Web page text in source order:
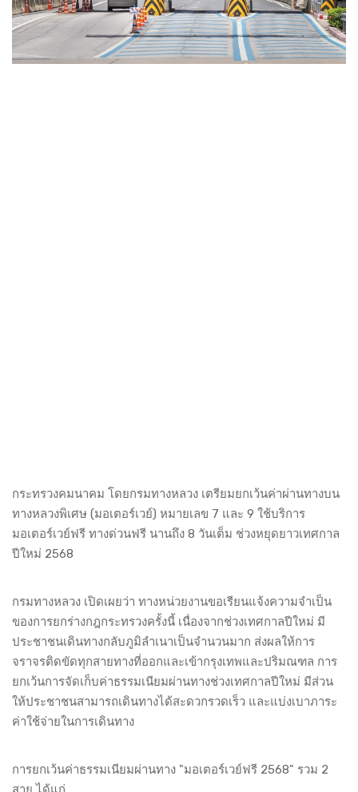
กระทรวงคมนาคม โดยกรมทางหลวง เตรียมยกเว้นค่าผ่านทางบน
ทางหลวงพิเศษ (มอเตอร์เวย์) หมายเลข 7 และ 9 ใช้บริการ
มอเตอร์เวย์ฟรี ทางด่วนฟรี นานถึง 8 วันเต็ม ช่วงหยุดยาวเทศกาล
ปีใหม่ 2568
กรมทางหลวง เปิดเผยว่า ทางหน่วยงานขอเรียนแจ้งความจำเป็น
ของการยกร่างกฎกระทรวงครั้งนี้ เนื่องจากช่วงเทศกาลปีใหม่ มี
ประชาชนเดินทางกลับภูมิลำเนาเป็นจำนวนมาก ส่งผลให้การ
จราจรติดขัดทุกสายทางที่ออกและเข้ากรุงเทพและปริมณฑล การ
ยกเว้นการจัดเก็บค่าธรรมเนียมผ่านทางช่วงเทศกาลปีใหม่ มีส่วน
ให้ประชาชนสามารถเดินทางได้สะดวกรวดเร็ว และแบ่งเบาภาระ
ค่าใช้จ่ายในการเดินทาง
การยกเว้นค่าธรรมเนียมผ่านทาง "มอเตอร์เวย์ฟรี 2568" รวม 2